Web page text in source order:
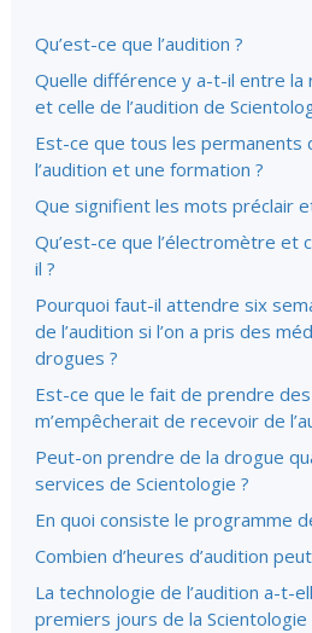
Qu’est-ce que l’audition ?
Quelle différence y a-t-il entre la
et celle de l’audition de
Est-ce que tous les permanents
l’audition et une formation ?
Que signifient les mots préclair
Qu’est-ce que l’électromètre et
il ?
Pourquoi faut-il attendre six
de l’audition si l’on a pris des
drogues ?
Est-ce que le fait de prendre
m’empêcherait de recevoir de
Peut-on prendre de la drogue
services de Scientologie ?
En quoi consiste le programme
Combien d’heures d’audition
La technologie de l’audition a-t-
premiers jours de la Scientologie